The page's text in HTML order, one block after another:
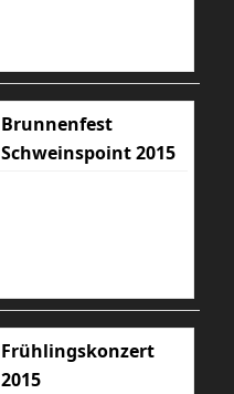
Brunnenfest
Schweinspoint 2015
Frühlingskonzert
2015